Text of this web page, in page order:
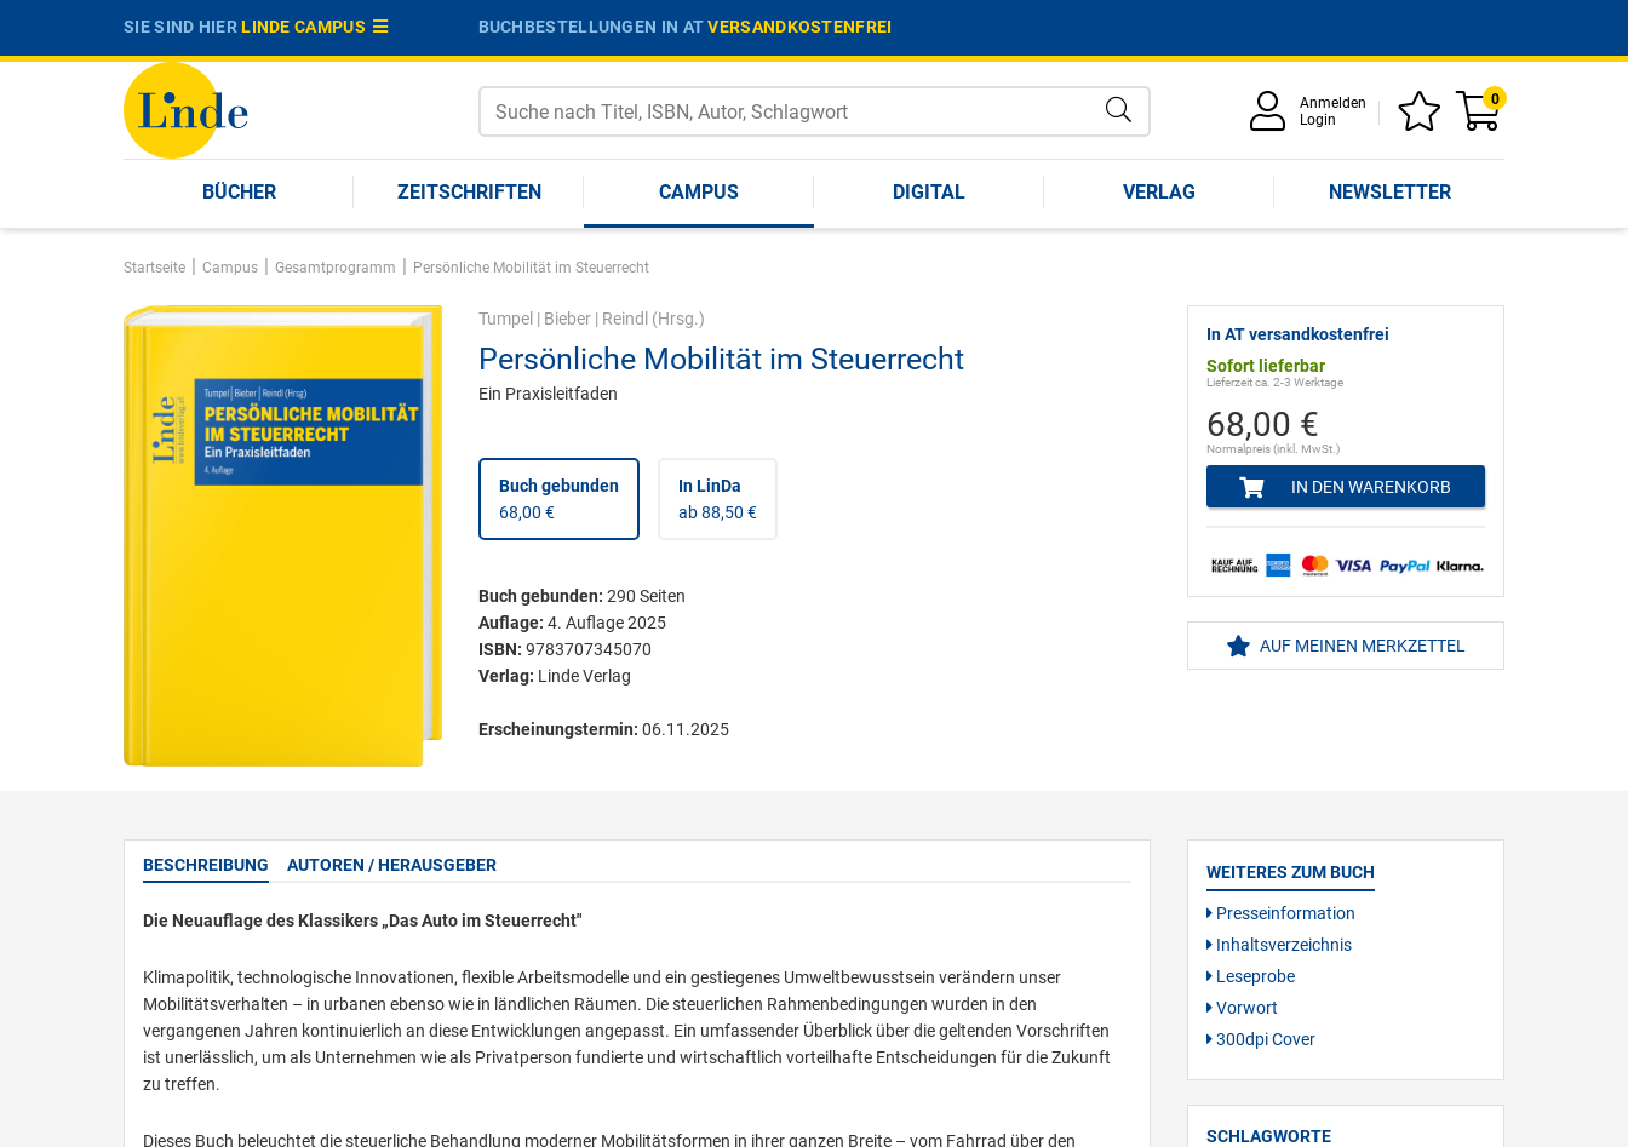
SIE SIND HIERLINDE CAMPUS BUCHBESTELLUNGEN IN ATVERSANDKOSTENFREI
Anmelden
Login
0
BÜCHER ZEITSCHRIFTEN CAMPUS DIGITAL VERLAG NEWSLETTER
Startseite | Campus | Gesamtprogramm | Persönliche Mobilität im Steuerrecht
Tumpel | Bieber| Reindl (Hrsg.)
Persönliche Mobilität im Steuerrecht
Ein Praxisleitfaden
Buch gebunden
68,00 €
In LinDa
ab 88,50 €
Buch gebunden: 290 Seiten
Auflage: 4. Auflage 2025
ISBN: 9783707345070
Verlag: Linde Verlag
Erscheinungstermin: 06.11.2025
In AT versandkostenfrei
Sofort lieferbar
Lieferzeit ca. 2-3 Werktage
68,00 €
Normalpreis (inkl. MwSt.)
IN DEN WARENKORB
AUF MEINEN MERKZETTEL
BESCHREIBUNG AUTOREN / HERAUSGEBER
Die Neuauflage des Klassikers „Das Auto im Steuerrecht"
Klimapolitik, technologische Innovationen, flexible Arbeitsmodelle und ein gestiegenes Umweltbewusstsein verändern unser
Mobilitätsverhalten – in urbanen ebenso wie in ländlichen Räumen. Die steuerlichen Rahmenbedingungen wurden in den
vergangenen Jahren kontinuierlich an diese Entwicklungen angepasst. Ein umfassender Überblick über die geltenden Vorschriften
ist unerlässlich, um als Unternehmen wie als Privatperson fundierte und wirtschaftlich vorteilhafte Entscheidungen für die Zukunft
zu treffen.
Dieses Buch beleuchtet die steuerliche Behandlung moderner Mobilitätsformen in ihrer ganzen Breite – vom Fahrrad über den
WEITERES ZUM BUCH
Presseinformation
Inhaltsverzeichnis
Leseprobe
Vorwort
300dpi Cover
SCHLAGWORTE